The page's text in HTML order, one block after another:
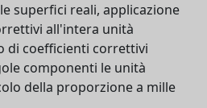
superfici reali, applicazione
all'intera unità
di coefficienti correttivi
componenti le unità
della proporzione a mille